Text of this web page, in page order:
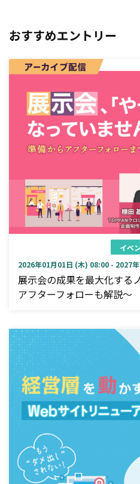
おすすめエントリー
イベ
2026年01月01日 (木) 08:00 - 2027
展示会の成果を最大化する
アフターフォローも解説～